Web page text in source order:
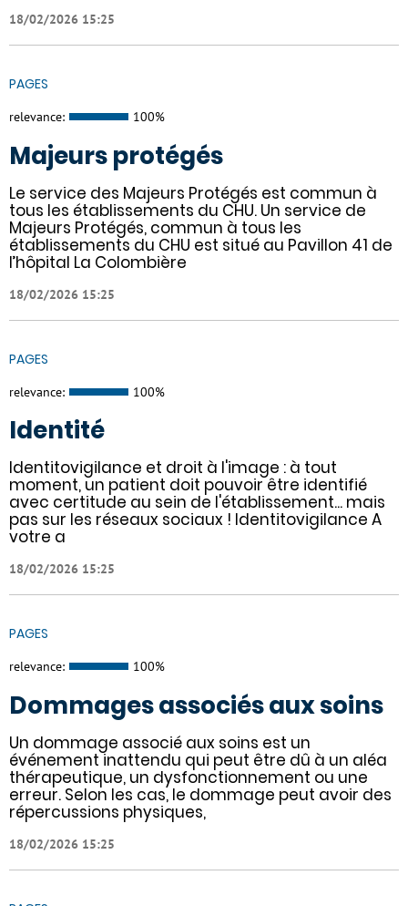
18/02/2026 15:25
PAGES
relevance: 100%
Majeurs protégés
Le service des Majeurs Protégés est commun à
tous les établissements du CHU. Un service de
Majeurs Protégés, commun à tous les
établissements du CHU est situé au Pavillon 41 de
l’hôpital La Colombière
18/02/2026 15:25
PAGES
relevance: 100%
Identité
Identitovigilance et droit à l'image : à tout
moment, un patient doit pouvoir être identifié
avec certitude au sein de l'établissement... mais
pas sur les réseaux sociaux ! Identitovigilance A
votre a
18/02/2026 15:25
PAGES
relevance: 100%
Dommages associés aux soins
Un dommage associé aux soins est un
événement inattendu qui peut être dû à un aléa
thérapeutique, un dysfonctionnement ou une
erreur. Selon les cas, le dommage peut avoir des
répercussions physiques,
18/02/2026 15:25